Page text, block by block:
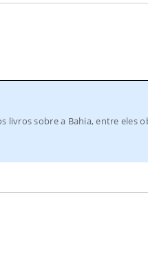
livros sobre a Bahia, entre eles